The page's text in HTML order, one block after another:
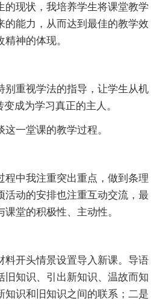
现状，我培养学生将课堂教学
的能力，从而达到最佳的教学效
神的体现。
重视学法的指导，让学生从机
成为学习真正的主人。
一堂课的教学过程。
中我注重突出重点，做到条理
活动的安排也注重互动交流，最
堂的积极性、主动性。
开头情景设置导入新课。导语
旧知识、引出新知识、温故而知
知识和旧知识之间的联系；二是